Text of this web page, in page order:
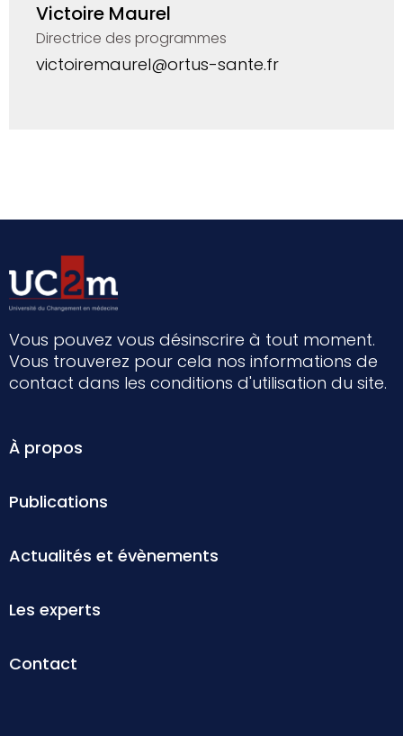
Victoire Maurel
Directrice des programmes
victoiremaurel@ortus-sante.fr
Vous pouvez vous désinscrire à tout moment.
Vous trouverez pour cela nos informations de
contact dans les conditions d'utilisation du site.
À propos
Publications
Actualités et évènements
Les experts
Contact